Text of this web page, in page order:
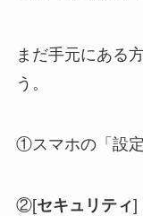
まだ手元にある
う。
①スマホの「設定
②[セキュリティ]